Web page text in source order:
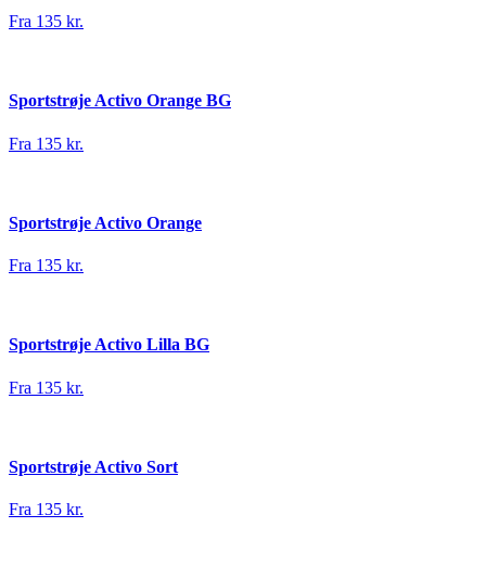
Fra 135 kr.
Sportstrøje Activo Orange BG
Fra 135 kr.
Sportstrøje Activo Orange
Fra 135 kr.
Sportstrøje Activo Lilla BG
Fra 135 kr.
Sportstrøje Activo Sort
Fra 135 kr.